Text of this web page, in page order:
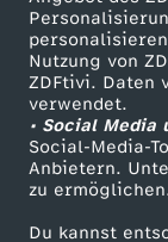
Nutzung von
ZDFtivi. Daten
verwendet.
• Social Media
Social-Media-
Anbietern.
zu
Du kannst
e
n
:
L
TV-Programm
ZDF Unternehmen
Karriere